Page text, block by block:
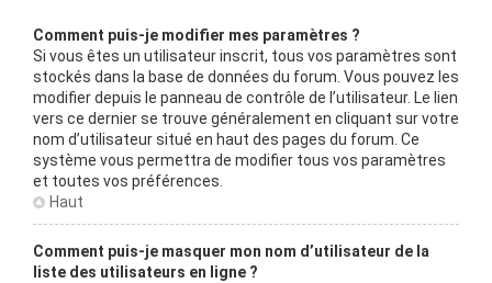
Comment puis-je modifier mes paramètres ?
Si vous êtes un utilisateur inscrit, tous vos paramètres sont
stockés dans la base de données du forum. Vous pouvez les
modifier depuis le panneau de contrôle de l’utilisateur. Le lien
vers ce dernier se trouve généralement en cliquant sur votre
nom d’utilisateur situé en haut des pages du forum. Ce
système vous permettra de modifier tous vos paramètres
et toutes vos préférences.
Haut
Comment puis-je masquer mon nom d’utilisateur de la
liste des utilisateurs en ligne ?